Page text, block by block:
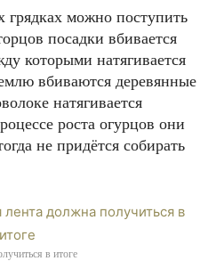
грядках можно поступить
посадки вбивается
которыми натягивается
вбиваются деревянные
натягивается
роста огурцов они
не придётся собирать
в итоге